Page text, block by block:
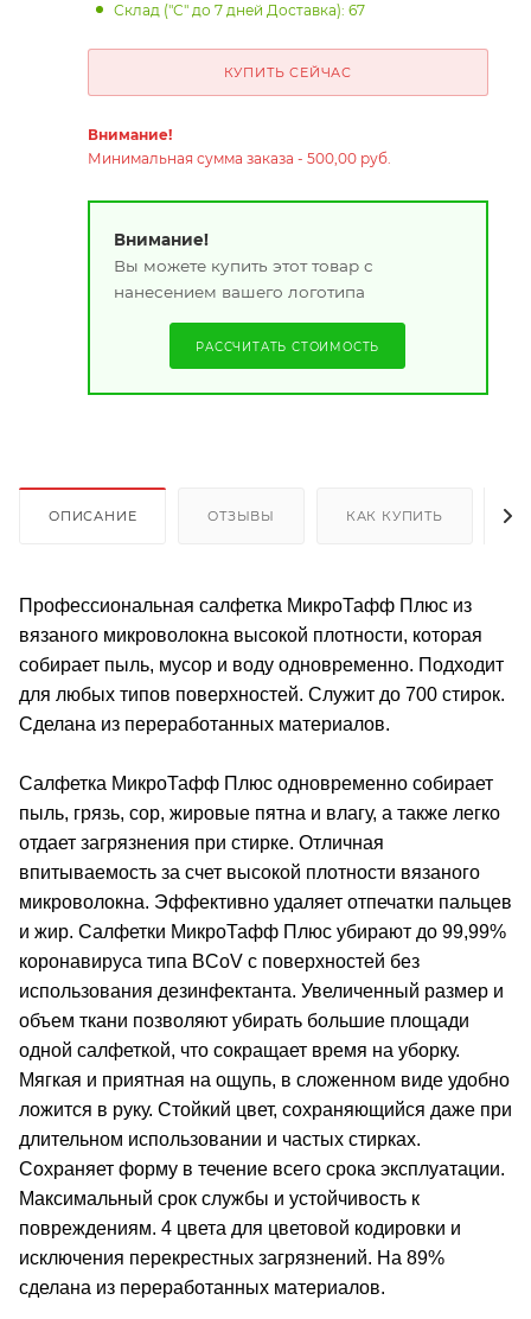
Склад ("С" до 7 дней Доставка): 67
КУПИТЬ СЕЙЧАС
Внимание!
Минимальная сумма заказа - 500,00 руб.
Внимание!
Вы можете купить этот товар с
нанесением вашего логотипа
РАССЧИТАТЬ СТОИМОСТЬ
ОПИСАНИЕ ОТЗЫВЫ КАК КУПИТЬ
Профессиональная салфетка МикроТафф Плюс из
вязаного микроволокна высокой плотности, которая
собирает пыль, мусор и воду одновременно. Подходит
для любых типов поверхностей. Служит до 700 стирок.
Сделана из переработанных материалов.
Салфетка МикроТафф Плюс одновременно собирает
пыль, грязь, сор, жировые пятна и влагу, а также легко
отдает загрязнения при стирке. Отличная
впитываемость за счет высокой плотности вязаного
микроволокна. Эффективно удаляет отпечатки пальцев
и жир. Салфетки МикроТафф Плюс убирают до 99,99%
коронавируса типа BCoV с поверхностей без
использования дезинфектанта. Увеличенный размер и
объем ткани позволяют убирать большие площади
одной салфеткой, что сокращает время на уборку.
Мягкая и приятная на ощупь, в сложенном виде удобно
ложится в руку. Стойкий цвет, сохраняющийся даже при
длительном использовании и частых стирках.
Сохраняет форму в течение всего срока эксплуатации.
Максимальный срок службы и устойчивость к
повреждениям. 4 цвета для цветовой кодировки и
исключения перекрестных загрязнений. На 89%
сделана из переработанных материалов.